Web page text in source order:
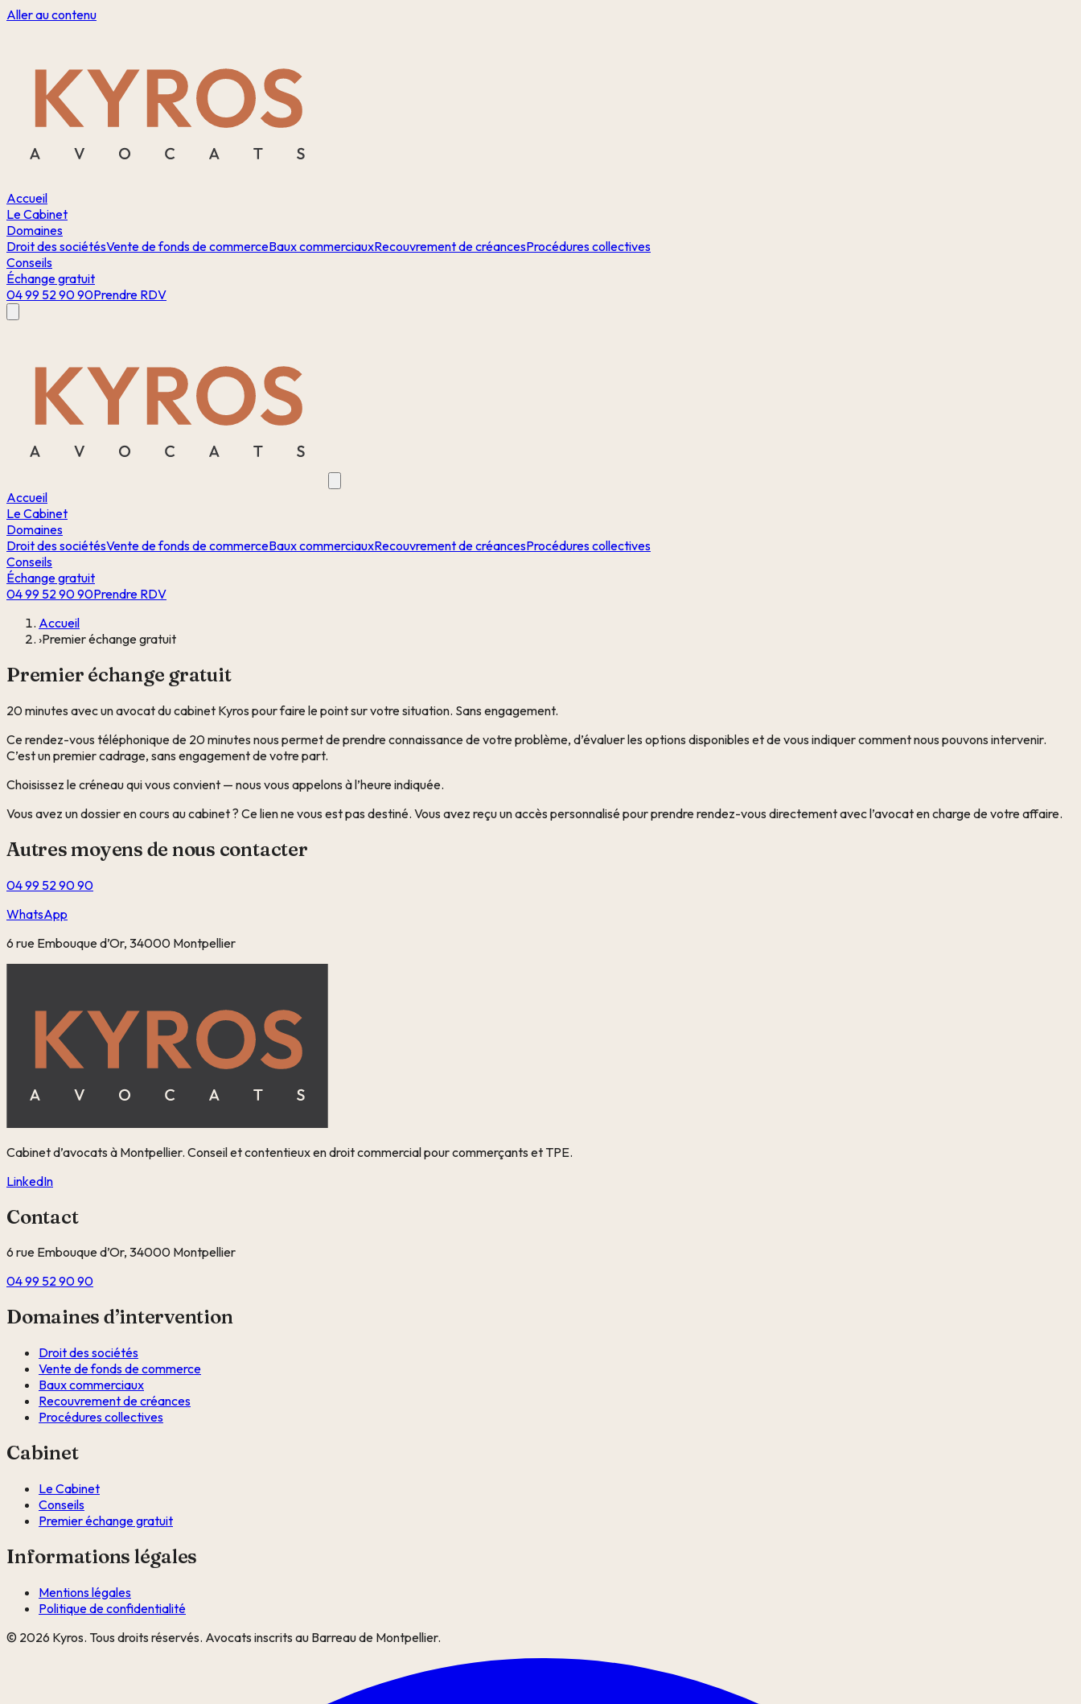
Aller au contenu
Accueil
Le Cabinet
Domaines
Droit des sociétésVente de fonds de commerceBaux commerciauxRecouvrement de créancesProcédures collectives
Conseils
Échange gratuit
04 99 52 90 90Prendre RDV
Accueil
Le Cabinet
Domaines
Droit des sociétésVente de fonds de commerceBaux commerciauxRecouvrement de créancesProcédures collectives
Conseils
Échange gratuit
04 99 52 90 90Prendre RDV
Accueil
›Premier échange gratuit
Premier échange gratuit
20 minutes avec un avocat du cabinet Kyros pour faire le point sur votre situation. Sans engagement.
Ce rendez-vous téléphonique de 20 minutes nous permet de prendre connaissance de votre problème, d’évaluer les options disponibles et de vous indiquer comment nous pouvons intervenir.
C’est un premier cadrage, sans engagement de votre part.
Choisissez le créneau qui vous convient — nous vous appelons à l’heure indiquée.
Vous avez un dossier en cours au cabinet ? Ce lien ne vous est pas destiné. Vous avez reçu un accès personnalisé pour prendre rendez-vous directement avec l’avocat en charge de votre affaire.
Autres moyens de nous contacter
04 99 52 90 90
WhatsApp
6 rue Embouque d’Or, 34000 Montpellier
Cabinet d’avocats à Montpellier. Conseil et contentieux en droit commercial pour commerçants et TPE.
LinkedIn
Contact
6 rue Embouque d’Or, 34000 Montpellier
04 99 52 90 90
Domaines d’intervention
Droit des sociétés
Vente de fonds de commerce
Baux commerciaux
Recouvrement de créances
Procédures collectives
Cabinet
Le Cabinet
Conseils
Premier échange gratuit
Informations légales
Mentions légales
Politique de confidentialité
© 2026 Kyros. Tous droits réservés. Avocats inscrits au Barreau de Montpellier.